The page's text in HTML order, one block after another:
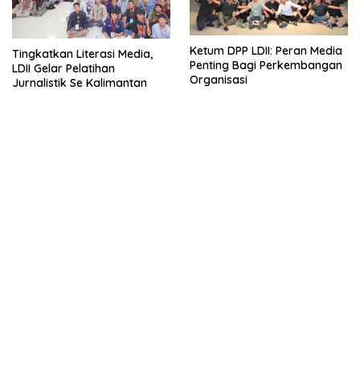
Tingkatkan Literasi Media,
LDII Gelar Pelatihan
Jurnalistik Se Kalimantan
Ketum DPP LDII: Peran Media
Penting Bagi Perkembangan
Organisasi